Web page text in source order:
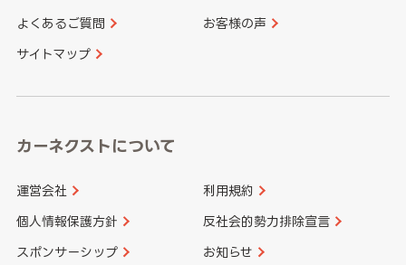
香川県 愛媛県
大分県 宮崎県
よくあるご質問 お客様の声
サイトマップ
カーネクストについて
運営会社 利用規約
個人情報保護方針 反社会的勢力排除宣言
スポンサーシップ お知らせ